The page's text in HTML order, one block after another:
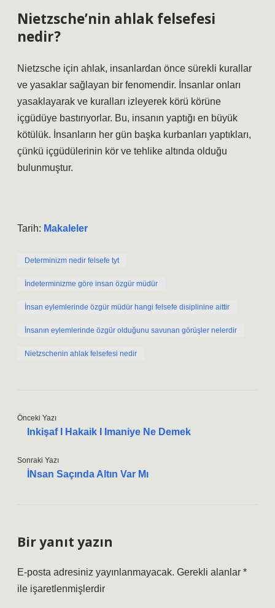
Nietzsche’nin ahlak felsefesi
nedir?
Nietzsche için ahlak, insanlardan önce sürekli kurallar
ve yasaklar sağlayan bir fenomendir. İnsanlar onları
yasaklayarak ve kuralları izleyerek körü körüne
içgüdüye bastırıyorlar. Bu, insanın yaptığı en büyük
kötülük. İnsanların her gün başka kurbanları yaptıkları,
çünkü içgüdülerinin kör ve tehlike altında olduğu
bulunmuştur.
Tarih: Makaleler
Determinizm nedir felsefe tyt
İndeterminizme göre insan özgür müdür
İnsan eylemlerinde özgür müdür hangi felsefe disiplinine aittir
İnsanın eylemlerinde özgür olduğunu savunan görüşler nelerdir
Nietzschenin ahlak felsefesi nedir
Önceki Yazı
Inkişaf I Hakaik I Imaniye Ne Demek
Sonraki Yazı
İNsan Saçında Altın Var Mı
Bir yanıt yazın
E-posta adresiniz yayınlanmayacak. Gerekli alanlar *
ile işaretlenmişlerdir